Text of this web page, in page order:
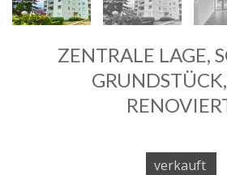
ZENTRALE LAGE,
verkauft